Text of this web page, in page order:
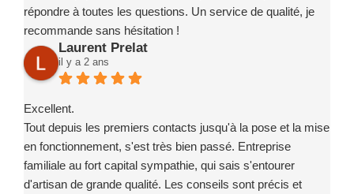
répondre à toutes les questions. Un service de qualité, je
recommande sans hésitation !
Laurent Prelat
il y a 2 ans
Excellent.
Tout depuis les premiers contacts jusqu'à la pose et la mise
en fonctionnement, s'est très bien passé. Entreprise
familiale au fort capital sympathie, qui sais s'entourer
d'artisan de grande qualité. Les conseils sont précis et